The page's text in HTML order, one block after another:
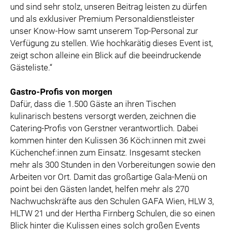
und sind sehr stolz, unseren Beitrag leisten zu dürfen
und als exklusiver Premium Personaldienstleister
unser Know-How samt unserem Top-Personal zur
Verfügung zu stellen. Wie hochkarätig dieses Event ist,
zeigt schon alleine ein Blick auf die beeindruckende
Gästeliste.“
Gastro-Profis von morgen
Dafür, dass die 1.500 Gäste an ihren Tischen
kulinarisch bestens versorgt werden, zeichnen die
Catering-Profis von Gerstner verantwortlich. Dabei
kommen hinter den Kulissen 36 Köch:innen mit zwei
Küchenchef:innen zum Einsatz. Insgesamt stecken
mehr als 300 Stunden in den Vorbereitungen sowie den
Arbeiten vor Ort. Damit das großartige Gala-Menü on
point bei den Gästen landet, helfen mehr als 270
Nachwuchskräfte aus den Schulen GAFA Wien, HLW 3,
HLTW 21 und der Hertha Firnberg Schulen, die so einen
Blick hinter die Kulissen eines solch großen Events